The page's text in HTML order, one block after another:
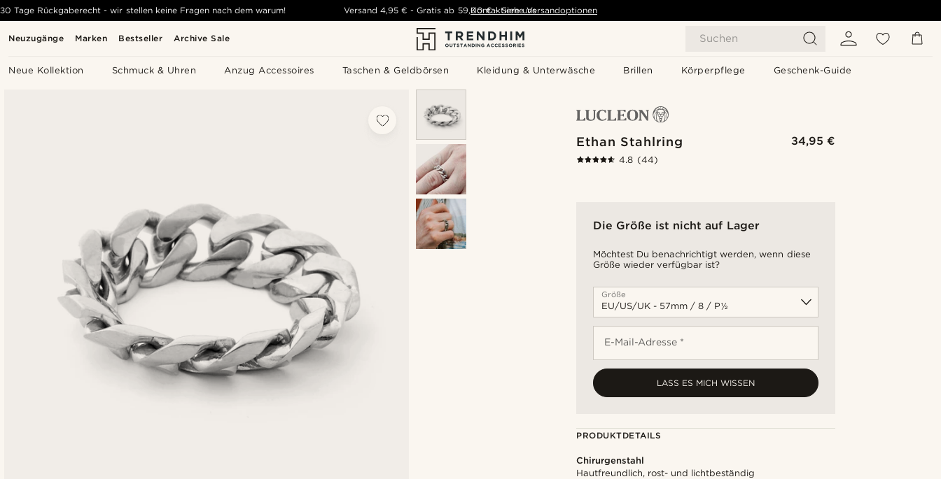
Neuzugänge Marken Bestseller Archive Sale Suchen
Neue Kollektion Schmuck & Uhren Anzug Accessoires Taschen & Geldbörsen Kleidung & Unterwäsche Brillen Körperpflege Geschenk-Guide
30 Tage Rückgaberecht - wir stellen keine Fragen nach dem warum! Versand 4,95 € -Gratis ab 59,00 € - Siehe Versandoptionen
Kontaktiere uns
Ethan Stahlring 34,95 €
4.8 (44)
Die Größe ist nicht auf Lager
Möchtest Du benachrichtigt werden, wenn diese
Größe wieder verfügbar ist?
Größe
E-Mail-Adresse *
LASS ES MICH WISSEN
PRODUKTDETAILS
Chirurgenstahl
Hautfreundlich, rost- und lichtbeständig